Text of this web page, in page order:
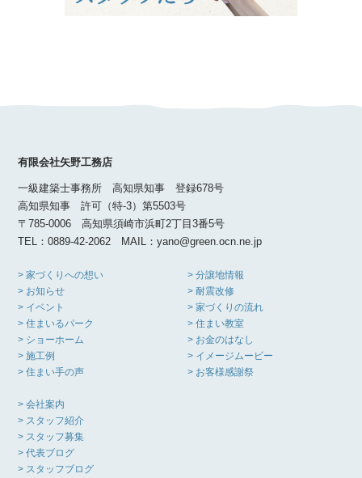
有限会社矢野工務店
一級建築士事務所 高知県知事 登録678号
高知県知事 許可（特-3）第5503号
〒785-0006 高知県須崎市浜町2丁目3番5号
TEL：0889-42-2062 MAIL：yano@green.ocn.ne.jp
> 家づくりへの想い
> お知らせ
> イベント
> 住まいるパーク
> ショーホーム
> 施工例
> 住まい手の声
> 分譲地情報
> 耐震改修
> 家づくりの流れ
> 住まい教室
> お金のはなし
> イメージムービー
> お客様感謝祭
> 会社案内
> スタッフ紹介
> スタッフ募集
> 代表ブログ
> スタッフブログ